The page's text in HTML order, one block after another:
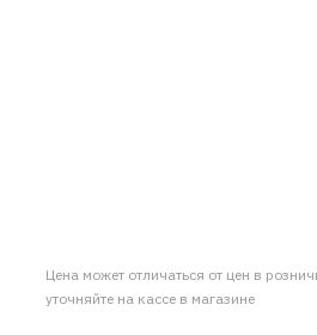
Цена может отличаться от цен в
уточняйте на кассе в магазине